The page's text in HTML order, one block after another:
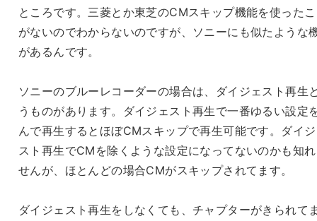
ところです。三菱とか東芝のCMスキップ機能を使った
がないのでわからないのですが、ソニーにも似たような
があるんです。
ソニーのブルーレコーダーの場合は、ダイジェスト再生
うものがあります。ダイジェスト再生で一番ゆるい設定
んで再生するとほぼCMスキップで再生可能です。ダイ
スト再生でCMを除くような設定になってないのかも知
せんが、ほとんどの場合CMがスキップされてます。
ダイジェスト再生をしなくても、チャプターがきられて